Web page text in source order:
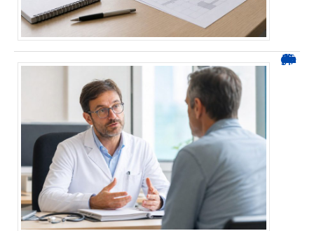
Durée d’arrêt après un stent : des repères, pas une règle fixe